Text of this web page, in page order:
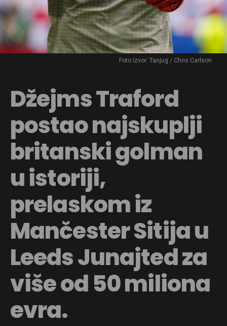
Foto Izvor: Tanjug / Chris Carlson
Džejms Traford
postao najskuplji
britanski golman
u istoriji,
prelaskom iz
Mančester Sitija u
Leeds Junajted za
više od 50 miliona
evra.